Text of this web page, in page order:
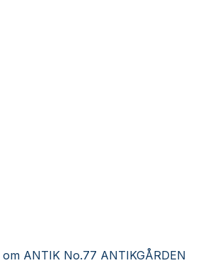
ANTIK No.77 ANTIKGÅRDEN